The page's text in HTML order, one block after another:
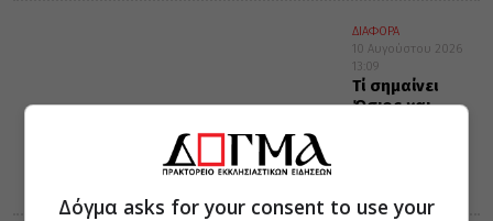
ΔΙΑΦΟΡΑ
10 Αυγούστου 2026
13:09
Τί σημαίνει
Όσιος και
Δόγμα asks for your consent to use your